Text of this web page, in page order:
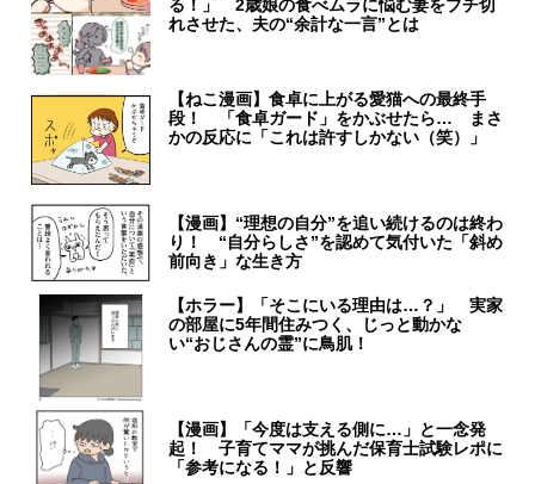
る！」 2歳娘の食べムラに悩む妻をブチ切
れさせた、夫の“余計な一言”とは
【ねこ漫画】食卓に上がる愛猫への最終手
段！ 「食卓ガード」をかぶせたら… まさ
かの反応に「これは許すしかない（笑）」
【漫画】“理想の自分”を追い続けるのは終わ
り！ “自分らしさ”を認めて気付いた「斜め
前向き」な生き方
【ホラー】「そこにいる理由は…？」 実家
の部屋に5年間住みつく、じっと動かな
い“おじさんの霊”に鳥肌！
【漫画】「今度は支える側に…」と一念発
起！ 子育てママが挑んだ保育士試験レポに
「参考になる！」と反響